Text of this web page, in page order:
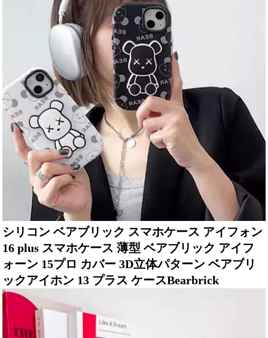
シリコン ベアブリック スマホケース アイフォン
16 plus スマホケース 薄型 ベアブリック アイフ
ォーン 15プロ カバー 3D立体パターン ベアブリ
ックアイホン 13 プラス ケースBearbrick